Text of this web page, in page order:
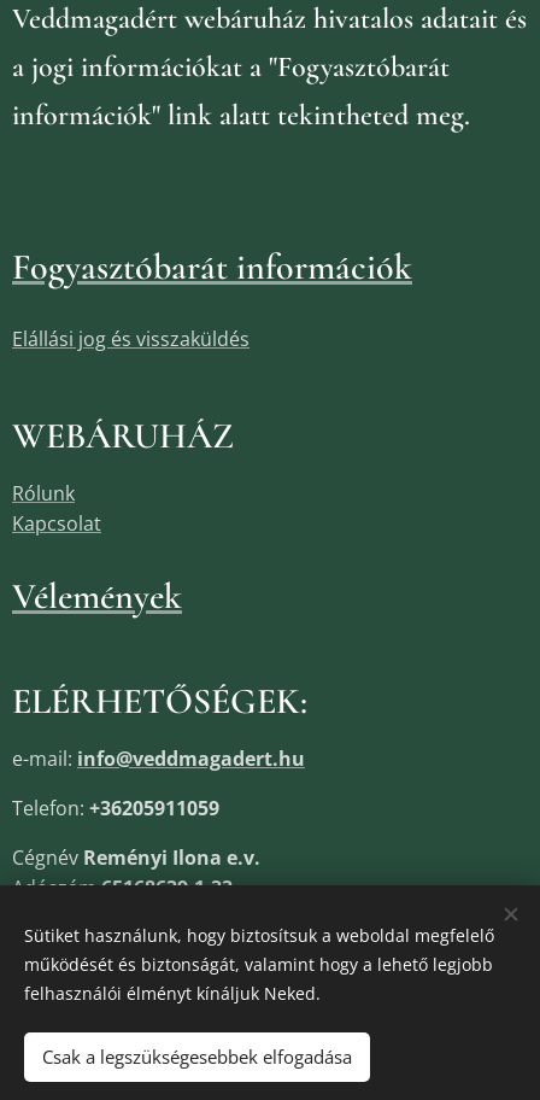
Veddmagadért webáruház hivatalos adatait és
a jogi információkat a "Fogyasztóbarát
információk" link alatt tekintheted meg.
Fogyasztóbarát információk
Elállási jog és visszaküldés
WEBÁRUHÁZ
Rólunk
Kapcsolat
Vélemények
ELÉRHETŐSÉGEK:
e-mail: info@veddmagadert.hu
Telefon: +36205911059
Cégnév Reményi Ilona e.v.
Adószám65168639-1-33
Sütik
Sütiket használunk, hogy biztosítsuk a weboldal megfelelő
működését és biztonságát, valamint hogy a lehető legjobb
felhasználói élményt kínáljuk Neked.
Csak a legszükségesebbek elfogadása